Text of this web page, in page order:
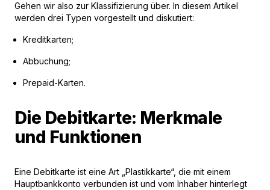
Gehen wir also zur Klassifizierung über. In diesem Artikel
werden drei Typen vorgestellt und diskutiert:
Kreditkarten;
Abbuchung;
Prepaid-Karten.
Die Debitkarte: Merkmale
und Funktionen
Eine Debitkarte ist eine Art „Plastikkarte“, die mit einem
Hauptbankkonto verbunden ist und vom Inhaber hinterlegt